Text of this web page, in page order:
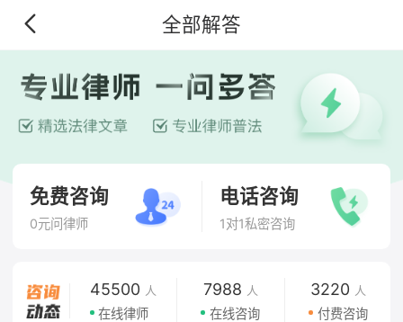
全部解答
免费咨询
0元问律师
电话咨询
1对1私密咨询
45500 人
在线律师
7988 人
在线咨询
3220 人
付费咨询